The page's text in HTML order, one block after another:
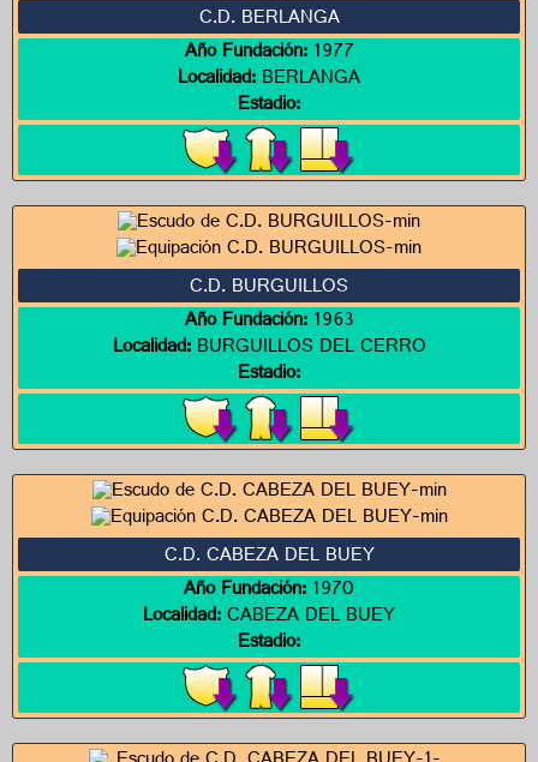
C.D. BERLANGA
Año Fundación:1977
Localidad:BERLANGA
Estadio:
C.D. BURGUILLOS
Año Fundación:1963
Localidad:BURGUILLOS DEL CERRO
Estadio:
C.D. CABEZA DEL BUEY
Año Fundación:1970
Localidad:CABEZA DEL BUEY
Estadio: